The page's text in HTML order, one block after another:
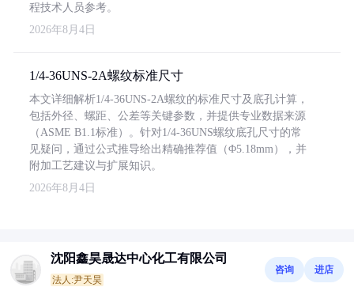
程技术人员参考。
2026年8月4日
1/4-36UNS-2A螺纹标准尺寸
本文详细解析1/4-36UNS-2A螺纹的标准尺寸及底孔计算，
包括外径、螺距、公差等关键参数，并提供专业数据来源
（ASME B1.1标准）。针对1/4-36UNS螺纹底孔尺寸的常
见疑问，通过公式推导给出精确推荐值（Φ5.18mm），并
附加工艺建议与扩展知识。
2026年8月4日
沈阳鑫昊晟达中心化工有限公司
法人:尹天昊
咨询 进店